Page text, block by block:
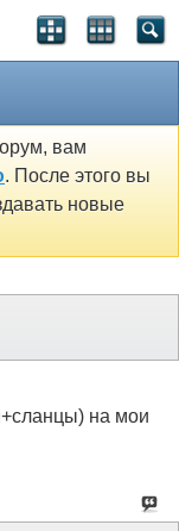
вам
. После этого вы
новые
на мои